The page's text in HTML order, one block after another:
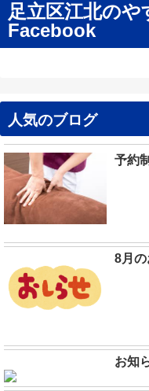
足立区江北の
Facebook
人気のブログ
予約
8月
お知